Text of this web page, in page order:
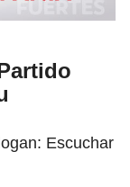
Escuchar